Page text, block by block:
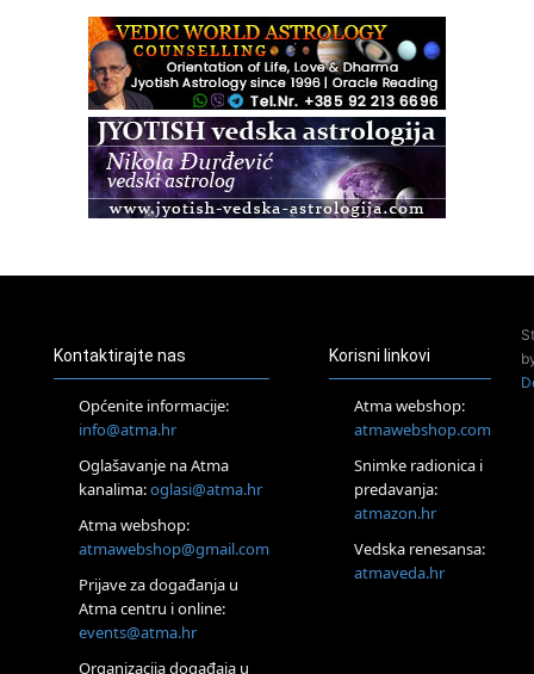
Radionica: Pomagači iz drugih dimenzija Online – otvoreno za
Zagreb+Online
Osnovni ThetaHealing® tečaj, Zagreb i Online
Access BARS®, otpusti stres
Pjesma srca / Zagreb
Tečaj Višeg Vodstva, razvijanja intuicije i Akaša zapisa
Online
Postanite Nositelj Vibracije Nove Zemlje
Visoko
Alemka Dauskardt – Jednodnevna radionica sistemskih
konstelacija
Zagreb
HOD PO ŽERAVICI – Seminar koji mijenja tijelo, duh i um
Kontaktirajte nas
Općenite informacije:
info@atma.hr
Oglašavanje na Atma
kanalima:oglasi@atma.hr
Atma webshop:
atmawebshop@gmail.com
Prijave za događanja u
Atma centru i online:
events@atma.hr
Organizacija događaja u
Korisni linkovi
Atma webshop:
atmawebshop.com
Snimke radionica i
predavanja:
atmazon.hr
Vedska renesansa:
atmaveda.hr